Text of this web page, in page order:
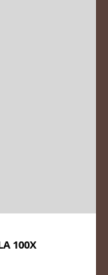
100X